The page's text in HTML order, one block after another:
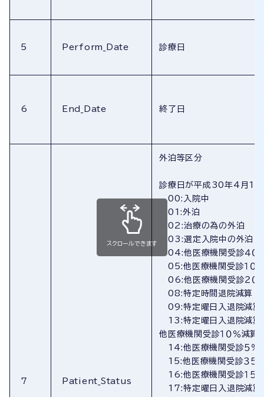
5 Perform_Date 診療日
6 End_Date 終了日
7 Patient_Status
外泊等区分
診療日が平成30年4月1日
00:入院中
01:外泊
02:治療の為の外泊
03:選定入院中の外泊
04:他医療機関受診４０
05:他医療機関受診１０
06:他医療機関受診２０
08:特定時間退院減算
09:特定曜日入退院減算
13:特定曜日入退院減算
他医療機関受診１０％減算
14:他医療機関受診５％
15:他医療機関受診３５
16:他医療機関受診１５
17:特定曜日入退院減算
スクロールできます